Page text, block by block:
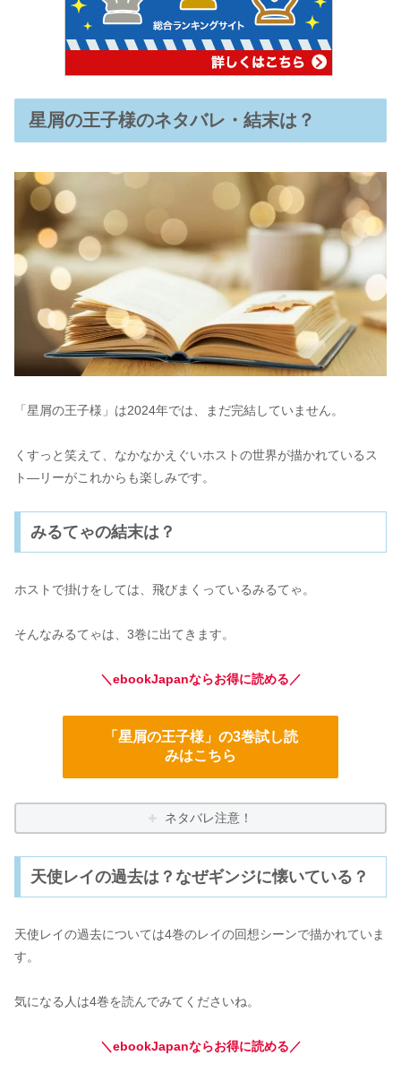
星屑の王子様のネタバレ・結末は？
「星屑の王子様」は2024年では、まだ完結していません。
くすっと笑えて、なかなかえぐいホストの世界が描かれているス
ト―リーがこれからも楽しみです。
みるてゃの結末は？
ホストで掛けをしては、飛びまくっているみるてゃ。
そんなみるてゃは、3巻に出てきます。
＼ebookJapanならお得に読める／
「星屑の王子様」の3巻試し読
みはこちら
ネタバレ注意！
天使レイの過去は？なぜギンジに懐いている？
天使レイの過去については4巻のレイの回想シーンで描かれていま
す。
気になる人は4巻を読んでみてくださいね。
＼ebookJapanならお得に読める／